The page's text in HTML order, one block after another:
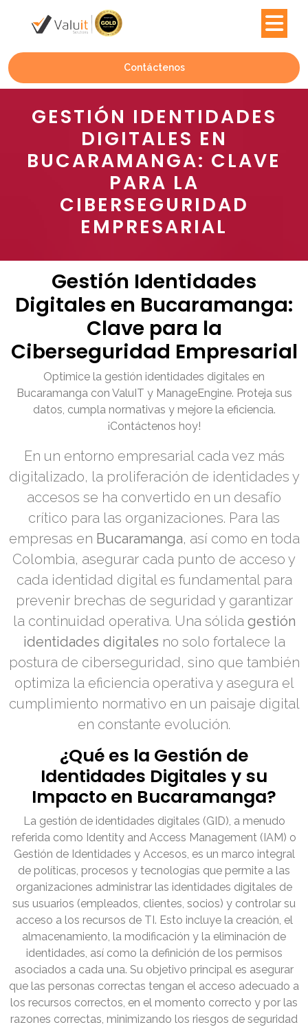
Contáctenos
GESTIÓN IDENTIDADES
DIGITALES EN
BUCARAMANGA: CLAVE
PARA LA
CIBERSEGURIDAD
EMPRESARIAL
Gestión Identidades
Digitales en Bucaramanga:
Clave para la
Ciberseguridad Empresarial
Optimice la gestión identidades digitales en
Bucaramanga con ValuIT y ManageEngine. Proteja sus
datos, cumpla normativas y mejore la eficiencia.
¡Contáctenos hoy!
En un entorno empresarial cada vez más
digitalizado, la proliferación de identidades y
accesos se ha convertido en un desafío
crítico para las organizaciones. Para las
empresas en Bucaramanga, así como en toda
Colombia, asegurar cada punto de acceso y
cada identidad digital es fundamental para
prevenir brechas de seguridad y garantizar
la continuidad operativa. Una sólida gestión
identidades digitales no solo fortalece la
postura de ciberseguridad, sino que también
optimiza la eficiencia operativa y asegura el
cumplimiento normativo en un paisaje digital
en constante evolución.
¿Qué es la Gestión de
Identidades Digitales y su
Impacto en Bucaramanga?
La gestión de identidades digitales (GID), a menudo
referida como Identity and Access Management (IAM) o
Gestión de Identidades y Accesos, es un marco integral
de políticas, procesos y tecnologías que permite a las
organizaciones administrar las identidades digitales de
sus usuarios (empleados, clientes, socios) y controlar su
acceso a los recursos de TI. Esto incluye la creación, el
almacenamiento, la modificación y la eliminación de
identidades, así como la definición de los permisos
asociados a cada una. Su objetivo principal es asegurar
que las personas correctas tengan el acceso adecuado a
los recursos correctos, en el momento correcto y por las
razones correctas, minimizando los riesgos de seguridad